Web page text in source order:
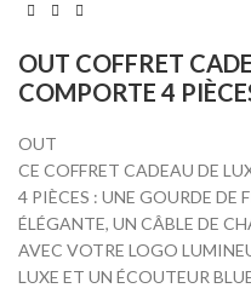
OUT COFFRET
COMPORTE 4
OUT
CE COFFRET CADEAU DE
4 PIÈCES : UNE GOURDE DE
ÉLÉGANTE, UN CÂBLE DE
AVEC VOTRE LOGO
LUXE ET UN ÉCOUTEUR